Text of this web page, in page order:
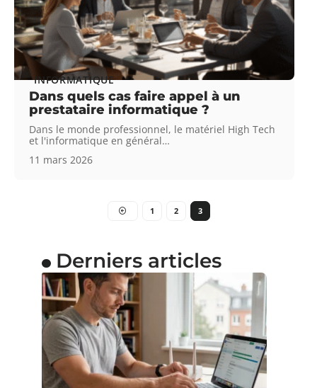
INFORMATIQUE
Dans quels cas faire appel à un
prestataire informatique ?
Dans le monde professionnel, le matériel High Tech
et l'informatique en général…
11 mars 2026
1 2 3
Derniers articles